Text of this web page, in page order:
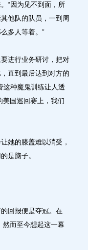
“因为见不到面，所
他队的队员，一到周
多人等着。”
进行业务研讨，把对
直到最后达到对方的
这种魔鬼训练让人透
国巡回赛上，我们
她的膝盖难以消受，
是脑子。
回报便是夺冠。在
而至今想起这一幕